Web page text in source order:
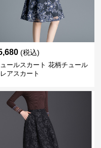
(税込)
ールスカート 花柄チュール
アスカート